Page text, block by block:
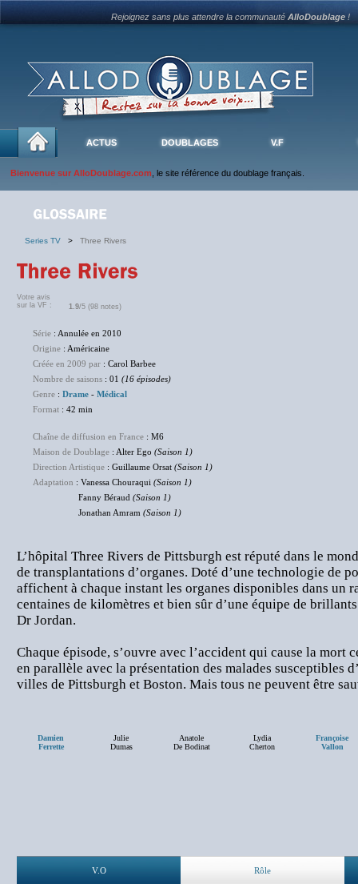
Rejoignez sans plus attendre la communautéAlloDoublage !
ACTUS DOUBLAGES V.F
Bienvenue sur AlloDoublage.com , le site référence du doublage français.
Series TV > Three Rivers
Votre avis
sur la VF :
1.9/5 (98 notes)
Série : Annulée en 2010
Origine : Américaine
Créée en 2009 par : Carol Barbee
Nombre de saisons : 01 (16 épisodes)
Genre : Drame - Médical
Format : 42 min
Chaîne de diffusion en France : M6
Maison de Doublage : Alter Ego (Saison 1)
Direction Artistique : Guillaume Orsat (Saison 1)
Adaptation : Vanessa Chouraqui (Saison 1)
Fanny Béraud (Saison 1)
Jonathan Amram (Saison 1)
L’hôpital Three Rivers de Pittsburgh est réputé dans le
de transplantations d’organes. Doté d’une technologie de
affichent à chaque instant les organes disponibles dans un
centaines de kilomètres et bien sûr d’une équipe de
Dr Jordan.
Chaque épisode, s’ouvre avec l’accident qui cause la mort
en parallèle avec la présentation des malades susceptibles
villes de Pittsburgh et Boston. Mais tous ne peuvent être
Damien
Ferrette
Julie
Dumas
Anatole
De Bodinat
Lydia
Cherton
Françoise
Vallon
V.O Rôle